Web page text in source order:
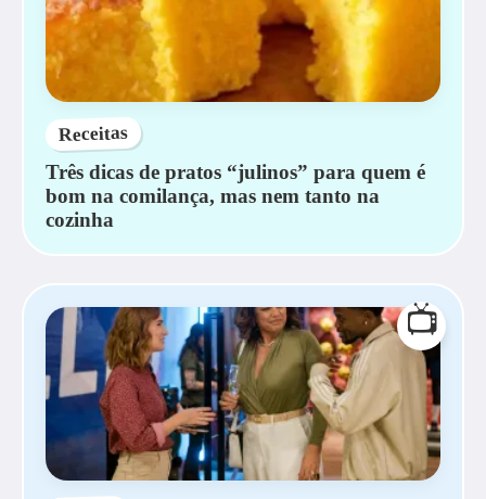
Receitas
Três dicas de pratos “julinos” para quem é
bom na comilança, mas nem tanto na
cozinha
📺